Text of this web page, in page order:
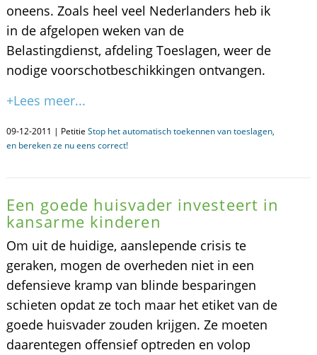
oneens. Zoals heel veel Nederlanders heb ik
in de afgelopen weken van de
Belastingdienst, afdeling Toeslagen, weer de
nodige voorschotbeschikkingen ontvangen.
+Lees meer...
09-12-2011 | Petitie Stop het automatisch toekennen van toeslagen,
en bereken ze nu eens correct!
Een goede huisvader investeert in
kansarme kinderen
Om uit de huidige, aanslepende crisis te
geraken, mogen de overheden niet in een
defensieve kramp van blinde besparingen
schieten opdat ze toch maar het etiket van de
goede huisvader zouden krijgen. Ze moeten
daarentegen offensief optreden en volop